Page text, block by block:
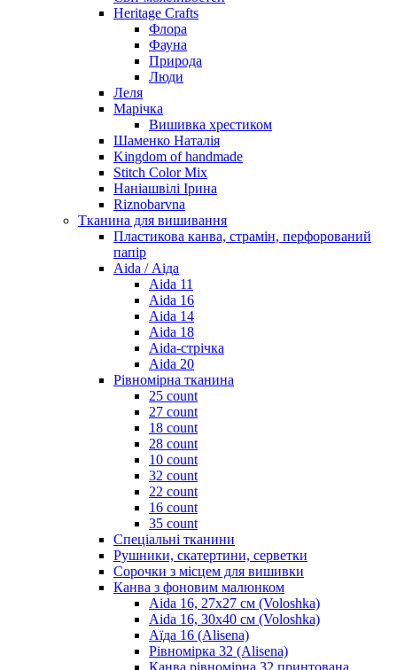
Heritage Crafts
Флора
Фауна
Природа
Люди
Леля
Марічка
Вишивка хрестиком
Шаменко Наталія
Kingdom of handmade
Stitch Color Mix
Наніашвілі Ірина
Riznobarvna
Тканина для вишивання
Пластикова канва, страмін, перфорований
папір
Aida / Аіда
Aida 11
Aida 16
Aida 14
Aida 18
Aida-стрічка
Aida 20
Рівномірна тканина
25 count
27 count
18 count
28 count
10 count
32 count
22 count
16 count
35 count
Спеціальні тканини
Рушники, скатертини, серветки
Сорочки з місцем для вишивки
Канва з фоновим малюнком
Aida 16, 27х27 см (Voloshka)
Aida 16, 30х40 см (Voloshka)
Аїда 16 (Alisena)
Рівномірка 32 (Alisena)
Канва рівномірна 32 принтована